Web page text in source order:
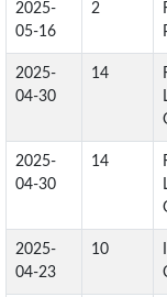
2025-
05-16
2
2025-
04-30
14
2025-
04-30
14
2025-
04-23
10